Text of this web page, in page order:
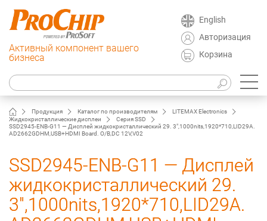
Активный компонент вашего
бизнеса
English
Авторизация
Корзина
Продукция Каталог по производителям
LITEMAX Electronics
Жидкокристаллические дисплеи
Серия SSD
SSD2945-ENB-G11 — Дисплей жидкокристаллический 29. 3",1000nits,1920*710,LID29A.
AD2662GDHM,USB+HDMI Board. O/B,DC 12V,V02
SSD2945-ENB-G11 — Дисплей
жидкокристаллический 29.
3",1000nits,1920*710,LID29A.